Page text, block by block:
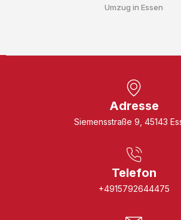
Umzug in Essen
Adresse
Siemensstraße 9, 45143
Telefon
+4915792644475